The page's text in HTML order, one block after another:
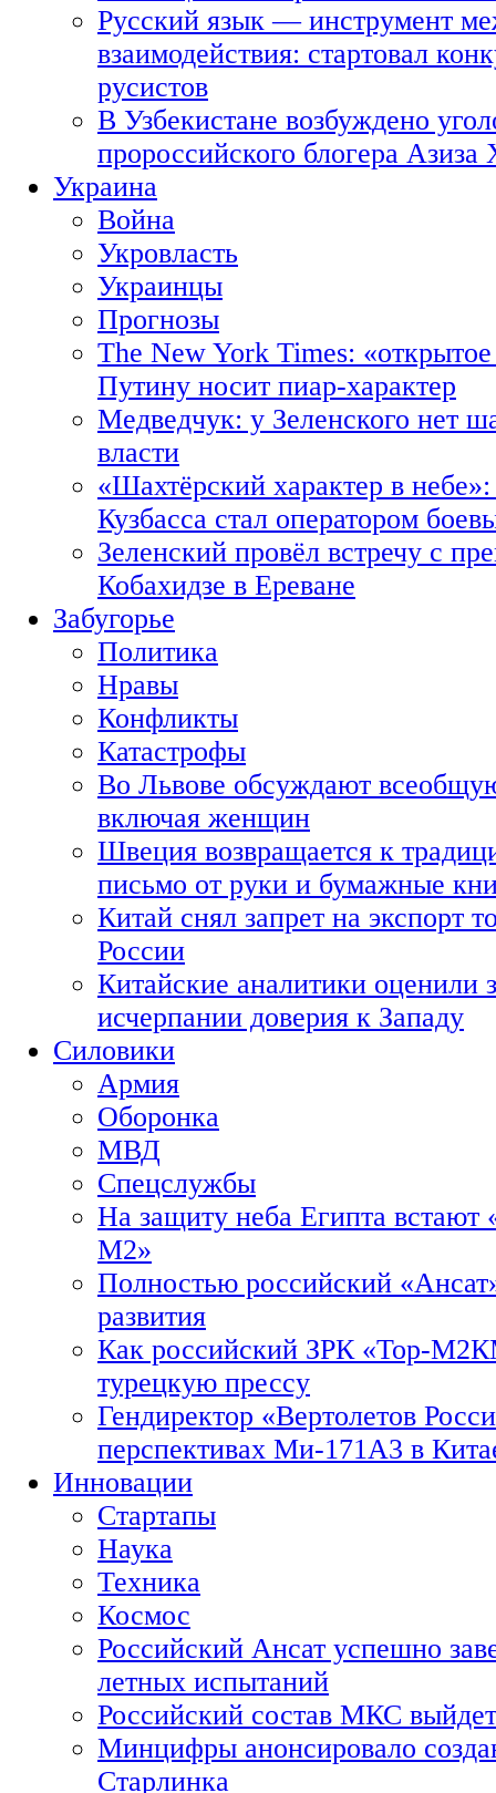
Русский язык — инструмент
взаимодействия: стартовал
русистов
В Узбекистане возбуждено
пророссийского блогера Азиза
Украина
Война
Укровласть
Украинцы
Прогнозы
The New York Times:
Путину носит пиар-характер
Медведчук: у Зеленского нет
власти
«Шахтёрский характер в
Кузбасса стал оператором
Зеленский провёл встречу с
Кобахидзе в Ереване
Забугорье
Политика
Нравы
Конфликты
Катастрофы
Во Львове обсуждают
включая женщин
Швеция возвращается к
письмо от руки и бумажные
Китай снял запрет на экспорт
России
Китайские аналитики оценили
исчерпании доверия к Западу
Силовики
Армия
Оборонка
МВД
Спецслужбы
На защиту неба Египта встают
М2»
Полностью российский
развития
Как российский ЗРК «Тор-
турецкую прессу
Гендиректор «Вертолетов
перспективах Ми-171А3 в
Инновации
Стартапы
Наука
Техника
Космос
Российский Ансат успешно
летных испытаний
Российский состав МКС
Минцифры анонсировало
Старлинка